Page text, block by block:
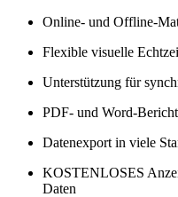
Online- und Offline-
Flexible visuelle
Unterstützung für
PDF- und Word-
Datenexport in viele
KOSTENLOSES
Daten